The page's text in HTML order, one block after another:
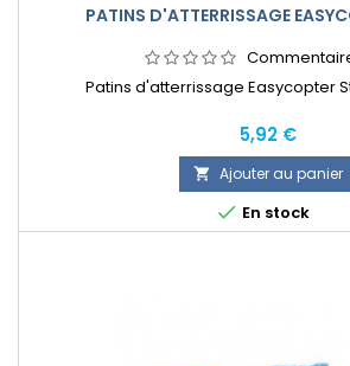
PATINS D'ATTERRISSAGE
Patins d'atterrissage Easycopter
Prix
5,92 €
 Ajouter au panier
 En stock